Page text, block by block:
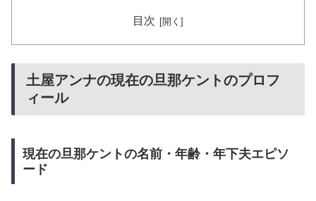
目次
土屋アンナの現在の旦那ケントのプロフ
ィール
現在の旦那ケントの名前・年齢・年下夫エピソ
ード